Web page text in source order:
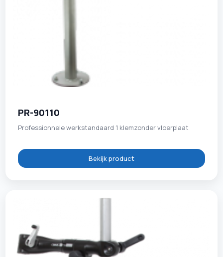
PR-90110
Professionnele werkstandaard 1 klemzonder vloerplaat
Bekijk product